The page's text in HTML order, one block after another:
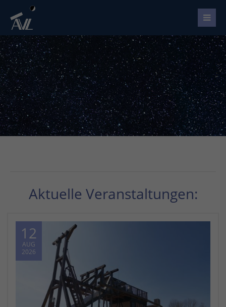
Aktuelle Veranstaltungen:
12
AUG
2026